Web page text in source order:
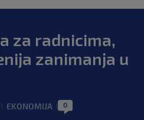
za radnicima,
zanimanja u
EKONOMIJA 0